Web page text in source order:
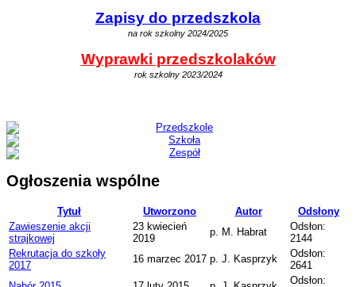
Zapisy do przedszkola
na rok szkolny 2024/2025
Wyprawki przedszkolaków
rok szkolny 2023/2024
Ogłoszenia wspólne
Tytuł Utworzono Autor
Odsłony
Zawieszenie akcji
strajkowej
23 kwiecień
2019
p. M. Habrat
Odsłon:
2144
Rekrutacja do szkoły
2017
16 marzec 2017 p. J. Kasprzyk
Odsłon:
2641
Odsłon: